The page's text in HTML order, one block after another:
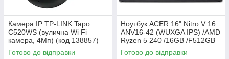
Камера IP TP-LINK Tapo
C520WS (вулична Wi Fi
камера, 4Мп) (код 138857)
Готово до відправки
Ноутбук ACER 16" Nitro V 16
ANV16-42 (WUXGA IPS) /AMD
Ryzen 5 240 /16GB /F512GB
/RTX5050-8GB /Lin (код
158440)
Готово до відправки